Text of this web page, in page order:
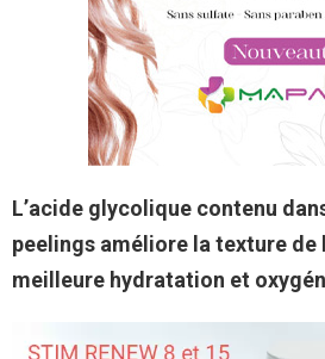
L’acide glycolique contenu
peelings améliore la texture de
meilleure hydratation et